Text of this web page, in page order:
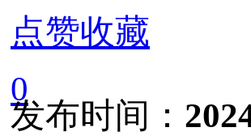
点赞收藏
0
发布时间：